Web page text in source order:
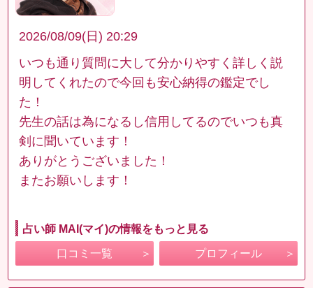
2026/08/09(日) 20:29
いつも通り質問に大して分かりやすく詳しく説
明してくれたので今回も安心納得の鑑定でし
た！
先生の話は為になるし信用してるのでいつも真
剣に聞いています！
ありがとうございました！
またお願いします！
占い師 MAI(マイ)の情報をもっと見る
口コミ一覧 プロフィール